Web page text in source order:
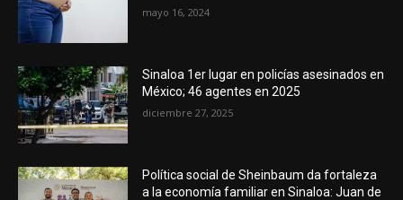
mayo 16, 2024
Sinaloa 1er lugar en policías asesinados en
México; 46 agentes en 2025
diciembre 27, 2025
Política social de Sheinbaum da fortaleza
a la economía familiar en Sinaloa: Juan de